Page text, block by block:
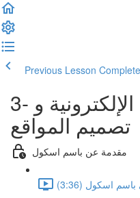
Previous Lesson
3- دليل تعلم التجارة الإلكترونية و
تصميم المواقع
مقدمة عن باسم اسكول
اسكول (3:36)